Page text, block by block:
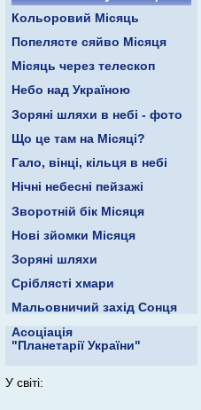
Кольоровий Місяць
Попелясте сяйво Місяця
Місяць через телескоп
Небо над Україною
Зоряні шляхи в небі - фото
Що це там на Місяці?
Гало, вінці, кільця в небі
Нічні небесні пейзажі
Зворотній бік Місяця
Нові зйомки Місяця
Зоряні шляхи
Сріблясті хмари
Мальовничий захід Сонця
Асоціація
"Планетарії України"
У світі: